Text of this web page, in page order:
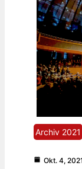
Archiv 2021
Okt. 4,